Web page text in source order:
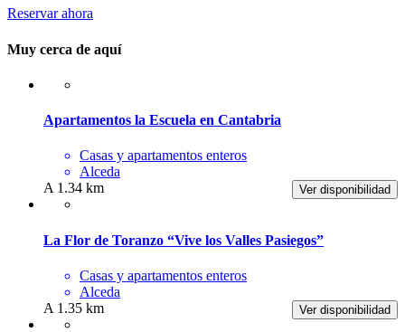
Reservar ahora
Muy cerca de aquí
Apartamentos la Escuela en Cantabria
Casas y apartamentos enteros
Alceda
Ver disponibilidad
A 1.34 km
La Flor de Toranzo “Vive los Valles Pasiegos”
Casas y apartamentos enteros
Alceda
Ver disponibilidad
A 1.35 km